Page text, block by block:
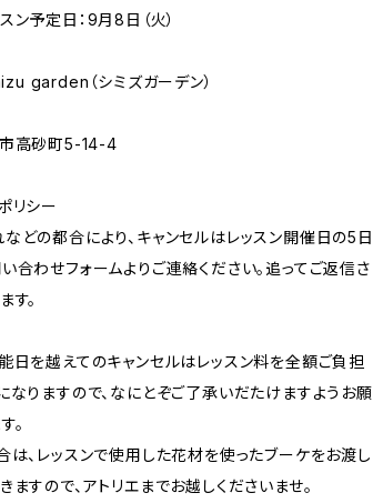
ン予定日：9月8日（火）
garden（シミズガーデン）
高砂町5-14-4
リシー
どの都合により、キャンセルはレッスン開催日の5日
合わせフォームよりご連絡ください。追ってご返信さ
す。
日を越えてのキャンセルはレッスン料を全額ご負担
なりますので、なにとぞご了承いだたけますようお願
。
は、レッスンで使用した花材を使ったブーケをお渡し
ますので、アトリエまでお越しくださいませ。